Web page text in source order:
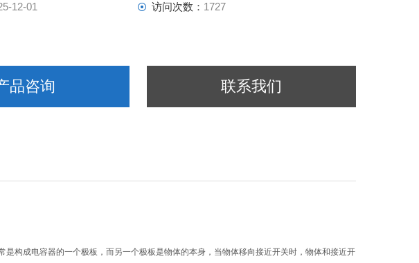
12-01 访问次数： 1727
品咨询 联系我们
构成电容器的一个极板，而另一个极板是物体的本身，当物体移向接近开关时，物体和接近开